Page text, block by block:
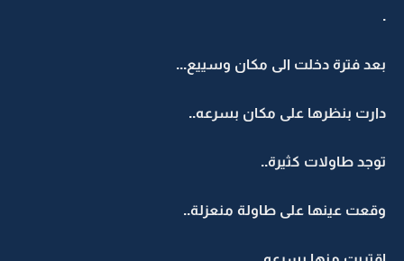
.
بعد فترة دخلت الى مكان وسييع...
دارت بنظرها على مكان بسرعه..
توجد طاولات كثيرة..
وقعت عينها على طاولة منعزلة..